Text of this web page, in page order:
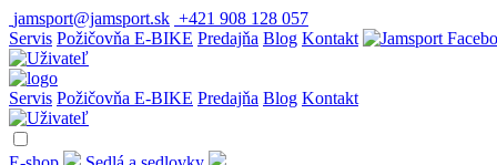
jamsport@jamsport.sk +421 908 128 057
Servis Požičovňa E-BIKE Predajňa Blog Kontakt
Servis Požičovňa E-BIKE Predajňa Blog Kontakt